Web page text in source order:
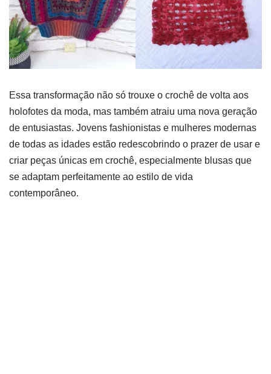
Essa transformação não só trouxe o crochê de volta aos
holofotes da moda, mas também atraiu uma nova geração
de entusiastas. Jovens fashionistas e mulheres modernas
de todas as idades estão redescobrindo o prazer de usar e
criar peças únicas em crochê, especialmente blusas que
se adaptam perfeitamente ao estilo de vida
contemporâneo.